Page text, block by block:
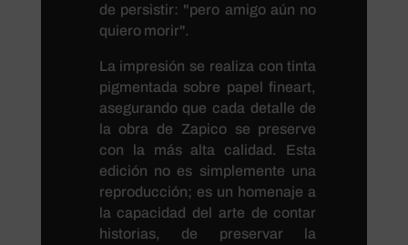
de persistir: "pero amigo aún no
quiero morir".
La impresión se realiza con tinta
pigmentada sobre papel fineart,
asegurando que cada detalle de
la obra de Zapico se preserve
con la más alta calidad. Esta
edición no es simplemente una
reproducción; es un homenaje a
la capacidad del arte de contar
historias, de preservar la